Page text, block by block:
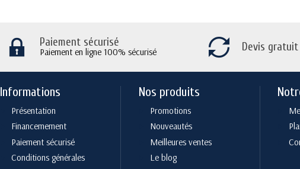
Paiement sécurisé
Paiement en ligne 100% sécurisé Devis gratuit
Informations
Présentation
Financemement
Paiement sécurisé
Conditions générales
Nos produits
Promotions
Nouveautés
Meilleures ventes
Le blog